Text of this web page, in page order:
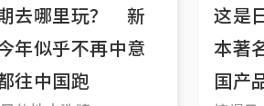
去哪里玩？ 新
年似乎不再中意
往中国跑
这是
本著
国产